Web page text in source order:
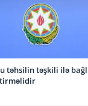
təhsilin təşkili ilə